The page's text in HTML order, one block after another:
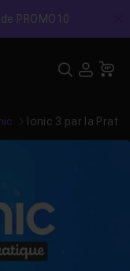
PROMO10
Ionic 3 par la